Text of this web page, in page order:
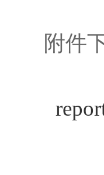
附件